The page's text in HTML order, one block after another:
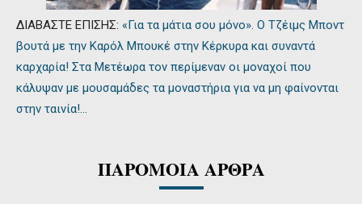
ΔΙΑΒΑΣΤΕ ΕΠΙΣΗΣ: «Για τα μάτια σου μόνο». Ο Τζέιμς Μποντ
βουτά με την Καρόλ Μπουκέ στην Κέρκυρα και συναντά
καρχαρία! Στα Μετέωρα τον περίμεναν οι μοναχοί που
κάλυψαν με μουσαμάδες τα μοναστήρια για να μη φαίνονται
στην ταινία!…
ΠΑΡΟΜΟΙΑ ΑΡΘΡΑ